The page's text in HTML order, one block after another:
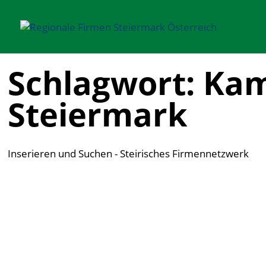
Schlagwort:
Steiermark
Inserieren und Suchen - Steirisches Firmennetzwerk